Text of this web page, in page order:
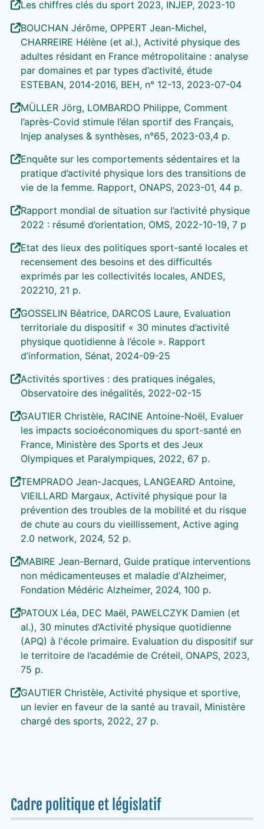
Les chiffres clés du sport 2023, INJEP, 2023-10
BOUCHAN Jérôme, OPPERT Jean-Michel,
CHARREIRE Hélène (et al.), Activité physique des
adultes résidant en France métropolitaine : analyse
par domaines et par types d’activité, étude
ESTEBAN, 2014-2016, BEH, n° 12-13, 2023-07-04
MÜLLER Jörg, LOMBARDO Philippe, Comment
l’après-Covid stimule l’élan sportif des Français,
Injep analyses & synthèses, n°65, 2023-03,4 p.
Enquête sur les comportements sédentaires et la
pratique d’activité physique lors des transitions de
vie de la femme. Rapport, ONAPS, 2023-01, 44 p.
Rapport mondial de situation sur l’activité physique
2022 : résumé d’orientation, OMS, 2022-10-19, 7 p
Etat des lieux des politiques sport-santé locales et
recensement des besoins et des difficultés
exprimés par les collectivités locales, ANDES,
202210, 21 p.
GOSSELIN Béatrice, DARCOS Laure, Evaluation
territoriale du dispositif « 30 minutes d’activité
physique quotidienne à l’école ». Rapport
d’information, Sénat, 2024-09-25
Activités sportives : des pratiques inégales,
Observatoire des inégalités, 2022-02-15
GAUTIER Christèle, RACINE Antoine-Noël, Evaluer
les impacts socioéconomiques du sport-santé en
France, Ministère des Sports et des Jeux
Olympiques et Paralympiques, 2022, 67 p.
TEMPRADO Jean-Jacques, LANGEARD Antoine,
VIEILLARD Margaux, Activité physique pour la
prévention des troubles de la mobilité et du risque
de chute au cours du vieillissement, Active aging
2.0 network, 2024, 52 p.
MABIRE Jean-Bernard, Guide pratique interventions
non médicamenteuses et maladie d'Alzheimer,
Fondation Médéric Alzheimer, 2024, 100 p.
PATOUX Léa, DEC Maël, PAWELCZYK Damien (et
al.), 30 minutes d’Activité physique quotidienne
(APQ) à l'école primaire. Evaluation du dispositif sur
le territoire de l’académie de Créteil, ONAPS, 2023,
75 p.
GAUTIER Christèle, Activité physique et sportive,
un levier en faveur de la santé au travail, Ministère
chargé des sports, 2022, 27 p.
Cadre politique et législatif